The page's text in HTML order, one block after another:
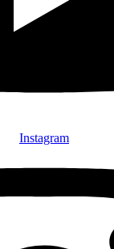
Instagram